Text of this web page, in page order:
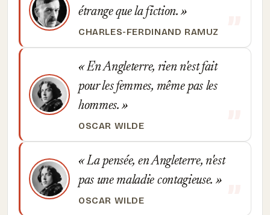
étrange que la fiction.
CHARLES-FERDINAND RAMUZ
En Angleterre, rien n'est fait
pour les femmes, même pas les
hommes.
OSCAR WILDE
La pensée, en Angleterre, n'est
pas une maladie contagieuse.
OSCAR WILDE